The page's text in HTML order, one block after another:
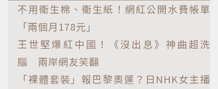
不用衛生棉、衛生紙！網紅公開水費帳單
「兩個月178元」
王世堅爆紅中國！《沒出息》神曲超洗
腦 兩岸網友笑翻
「裸體套裝」報巴黎奧運？日NHK女主播